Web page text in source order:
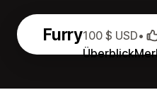
Furry
Überblick
100 $ USD•